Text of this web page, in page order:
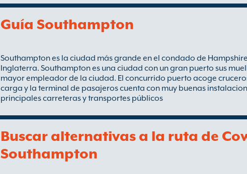
Guía Southampton
Southampton es la ciudad más grande en el condado de
Inglaterra. Southampton es una ciudad con un gran puerto sus
mayor empleador de la ciudad. El concurrido puerto acoge
carga y la terminal de pasajeros cuenta con muy buenas
principales carreteras y transportes públicos
Buscar alternativas a la ruta de
Southampton